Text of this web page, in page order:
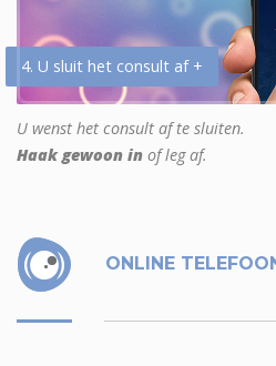
4. U sluit het consult af +
U wenst het consult af te sluiten.
Haak gewoon in of leg af.
ONLINE